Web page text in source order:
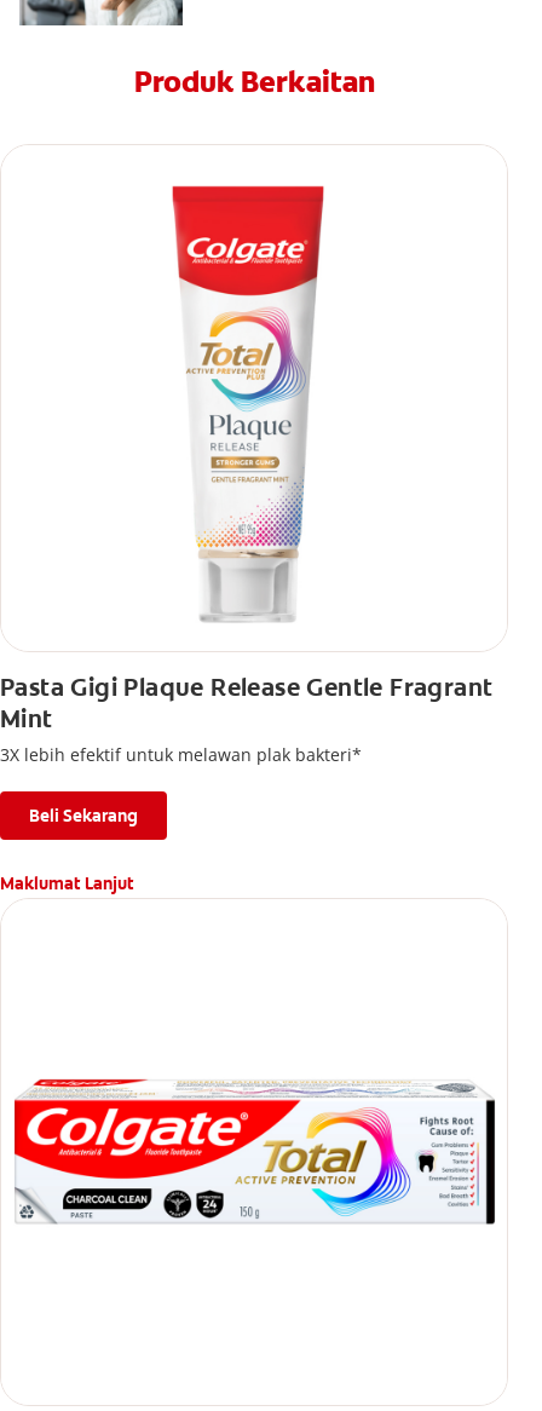
Produk Berkaitan
Pasta Gigi Plaque Release Gentle Fragrant
Mint
3X lebih efektif untuk melawan plak bakteri*
Beli Sekarang
Maklumat Lanjut